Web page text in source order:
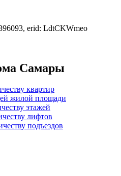
erid: LdtCKWmeo
Самары
квартир
жилой площади
этажей
лифтов
подъездов